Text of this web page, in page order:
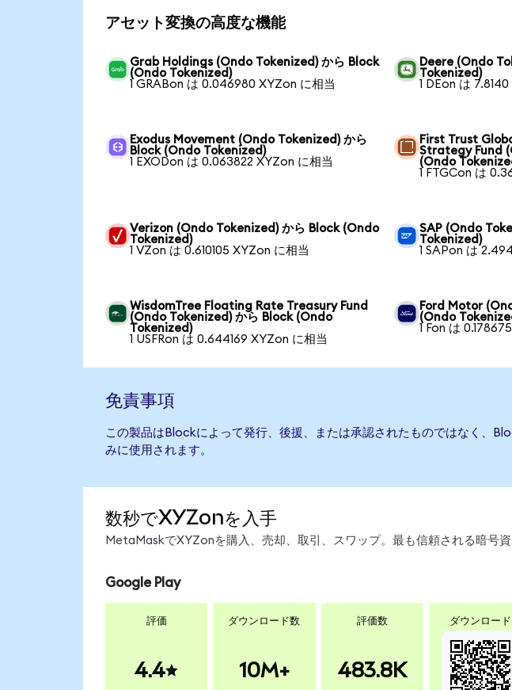
アセット変換の高度な機能
Grab Holdings (Ondo Tokenized) から Block
(Ondo Tokenized)
1 GRABon は 0.046980 XYZon に相当
Deere (Ondo
Tokenized)
1 DEon は
Exodus Movement (Ondo Tokenized) から
Block (Ondo Tokenized)
1 EXODon は 0.063822 XYZon に相当
First Trust
Strategy Fund
(Ondo
1 FTGCon は
Verizon (Ondo Tokenized) から Block (Ondo
Tokenized)
1 VZon は 0.610105 XYZon に相当
SAP (Ondo
Tokenized)
1 SAPon は
WisdomTree Floating Rate Treasury Fund
(Ondo Tokenized) から Block (Ondo
Tokenized)
1 USFRon は 0.644169 XYZon に相当
Ford Motor
(Ondo
1 Fon は
免責事項
この製品はBlockによって発行、後援、または承認されたものではなく、
みに使用されます。
数秒でXYZonを入手
MetaMaskでXYZonを購入、売却、取引、スワップ。最も信頼される暗号資
Google Play
評価
4.4
ダウンロード数
10M+
評価数
483.8K
ダウンロード